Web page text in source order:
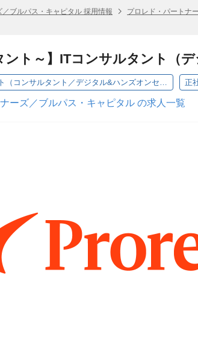
ブルパス・キャピタル 採用情報 プロレド・パートナ
ント～】ITコンサルタント（
302 ITコンサルタント（コンサルタント／デジタル&ハンズオンセクター） 正
ーズ／ブルパス・キャピタル の求人一覧